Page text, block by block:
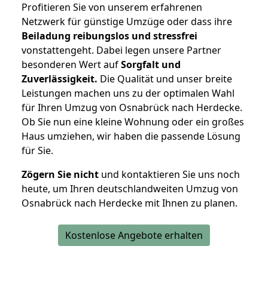
Profitieren Sie von unserem erfahrenen
Netzwerk für günstige Umzüge oder dass ihre
Beiladung reibungslos und stressfrei
vonstattengeht. Dabei legen unsere Partner
besonderen Wert aufSorgfalt und
Zuverlässigkeit. Die Qualität und unser breite
Leistungen machen uns zu der optimalen Wahl
für Ihren Umzug von Osnabrück nach Herdecke.
Ob Sie nun eine kleine Wohnung oder ein großes
Haus umziehen, wir haben die passende Lösung
für Sie.
Zögern Sie nicht und kontaktieren Sie uns noch
heute, um Ihren deutschlandweiten Umzug von
Osnabrück nach Herdecke mit Ihnen zu planen.
Kostenlose Angebote erhalten